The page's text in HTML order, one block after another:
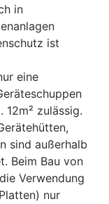
in
ist
eine
zulässig.
sind außerhalb
Beim Bau von
Verwendung
nur